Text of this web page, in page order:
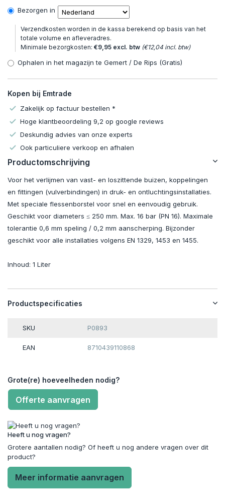
Bezorgen in
Verzendkosten worden in de kassa berekend op basis van het
totale volume en afleveradres.
Minimale bezorgkosten: €9,95 excl. btw (€12,04 incl. btw)
Ophalen in het magazijn te Gemert / De Rips (Gratis)
Kopen bij Emtrade
Zakelijk op factuur bestellen *
Hoge klantbeoordeling 9,2 op google reviews
Deskundig advies van onze experts
Ook particuliere verkoop en afhalen
Productomschrijving
Voor het verlijmen van vast- en loszittende buizen, koppelingen
en fittingen (vulverbindingen) in druk- en ontluchtingsinstallaties.
Met speciale flessenborstel voor snel en eenvoudig gebruik.
Geschikt voor diameters ≤ 250 mm. Max. 16 bar (PN 16). Maximale
tolerantie 0,6 mm speling / 0,2 mm aanscherping. Bijzonder
geschikt voor alle installaties volgens EN 1329, 1453 en 1455.
Inhoud: 1 Liter
Productspecificaties
SKU P0893
EAN 8710439110868
Grote(re) hoeveelheden nodig?
Offerte aanvragen
Heeft u nog vragen?
Grotere aantallen nodig? Of heeft u nog andere vragen over dit
product?
Meer informatie aanvragen